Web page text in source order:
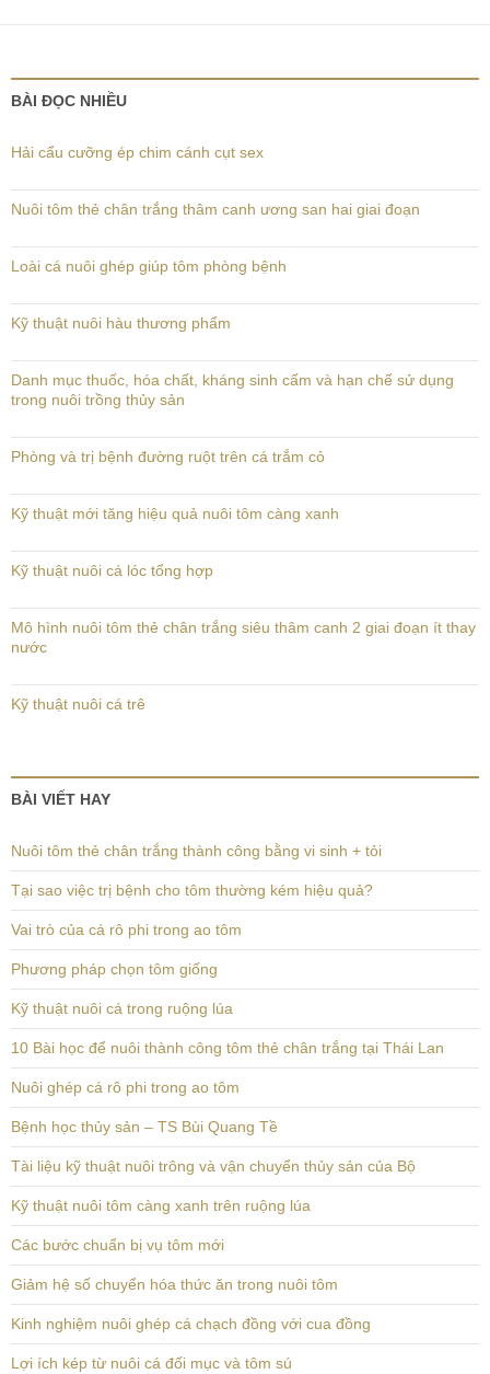
BÀI ĐỌC NHIỀU
Hải cẩu cưỡng ép chim cánh cụt sex
Nuôi tôm thẻ chân trắng thâm canh ương san hai giai đoạn
Loài cá nuôi ghép giúp tôm phòng bệnh
Kỹ thuật nuôi hàu thương phẩm
Danh mục thuốc, hóa chất, kháng sinh cấm và hạn chế sử dụng
trong nuôi trồng thủy sản
Phòng và trị bệnh đường ruột trên cá trắm cỏ
Kỹ thuật mới tăng hiệu quả nuôi tôm càng xanh
Kỹ thuật nuôi cá lóc tổng hợp
Mô hình nuôi tôm thẻ chân trắng siêu thâm canh 2 giai đoạn ít thay
nước
Kỹ thuật nuôi cá trê
BÀI VIẾT HAY
Nuôi tôm thẻ chân trắng thành công bằng vi sinh + tỏi
Tại sao việc trị bệnh cho tôm thường kém hiệu quả?
Vai trò của cá rô phi trong ao tôm
Phương pháp chọn tôm giống
Kỹ thuật nuôi cá trong ruộng lúa
10 Bài học để nuôi thành công tôm thẻ chân trắng tại Thái Lan
Nuôi ghép cá rô phi trong ao tôm
Bệnh học thủy sản – TS Bùi Quang Tề
Tài liệu kỹ thuật nuôi trông và vận chuyển thủy sản của Bộ
Kỹ thuật nuôi tôm càng xanh trên ruộng lúa
Các bước chuẩn bị vụ tôm mới
Giảm hệ số chuyển hóa thức ăn trong nuôi tôm
Kinh nghiệm nuôi ghép cá chạch đồng với cua đồng
Lợi ích kép từ nuôi cá đối mục và tôm sú